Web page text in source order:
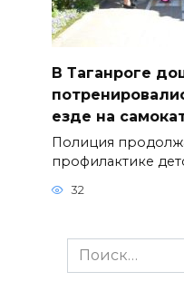
В Таганроге
езде на
Полиция
профилактике
32
Search
for: